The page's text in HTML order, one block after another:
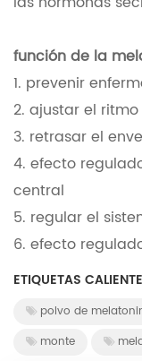
función de la
1. prevenir
2. ajustar el
3. retrasar el
4. efecto
central
5. regular el
6. efecto
ETIQUETAS
polvo de
monte